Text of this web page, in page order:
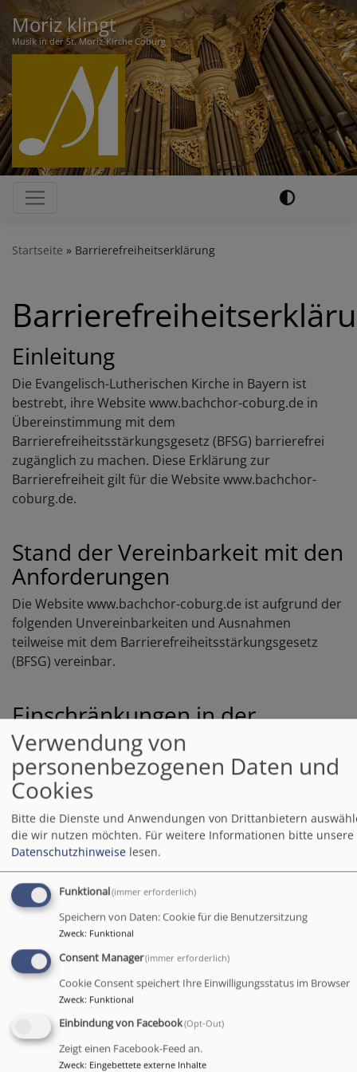
Direkt
zum
Inhalt
Moriz klingt
Musik in der St. Moriz-Kirche Coburg
Hauptnavigation
Startseite Barrierefreiheitserklärung
Einleitung
Die Evangelisch-Lutherischen Kirche in Bayern ist
bestrebt, ihre Website www.bachchor-coburg.de in
Übereinstimmung mit dem
Barrierefreiheitsstärkungsgesetz (BFSG) barrierefrei
zugänglich zu machen. Diese Erklärung zur
Barrierefreiheit gilt für die Website www.bachchor-
coburg.de.
Stand der Vereinbarkeit mit den
Anforderungen
Die Website www.bachchor-coburg.de ist aufgrund der
folgenden Unvereinbarkeiten und Ausnahmen
teilweise mit dem Barrierefreiheitsstärkungsgesetz
(BFSG) vereinbar.
Einschränkungen in der
Barrierefreiheit beim Theme
Philippus next
Hier den Text für vk_blockly einfügen.
Nicht barrierefreie Inhalte
Die nachstehend aufgeführten Inhalte sind aus den
folgenden Gründen nicht barrierefrei:
Barrieren Melden, Feedback
und Kontaktangaben
Sind Ihnen Barrieren beim Zugang zu Inhalten auf
www.bachchor-coburg.de aufgefallen? Dann können
Sie sich gerne bei uns melden. Wir freuen uns auf Ihr
Feedback und bemühen uns, die gemeldeten Barrieren
Verwendung von
personenbezogenen Daten und
Cookies
Bitte die Dienste und Anwendungen von Drittanbietern
die wir nutzen möchten. Für weitere Informationen bitte unsere
Datenschutzhinweise lesen.
Funktional(immer erforderlich)
Speichern von Daten: Cookie für die Benutzersitzung
Zweck: Funktional
Consent Manager(immer erforderlich)
Cookie Consent speichert Ihre Einwilligungsstatus im Browser
Zweck: Funktional
Einbindung von Facebook(Opt-Out)
Zeigt einen Facebook-Feed an.
Zweck: Eingebettete externe Inhalte